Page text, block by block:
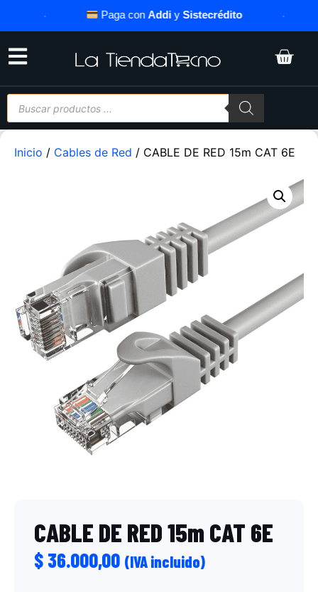
Paga conAddiySistecrédito
Inicio / Cables de Red / CABLE DE RED 15m CAT 6E
CABLE DE RED 15m CAT 6E
$ 36.000,00 (IVA incluido)